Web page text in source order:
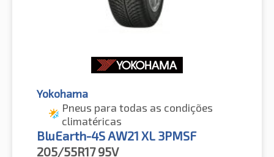
Yokohama
Pneus para todas as condições
climatéricas
BluEarth-4S AW21 XL 3PMSF
205/55R17 95V